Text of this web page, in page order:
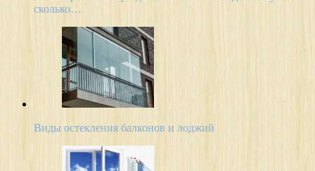
сколько…
Виды остекления балконов и лоджий